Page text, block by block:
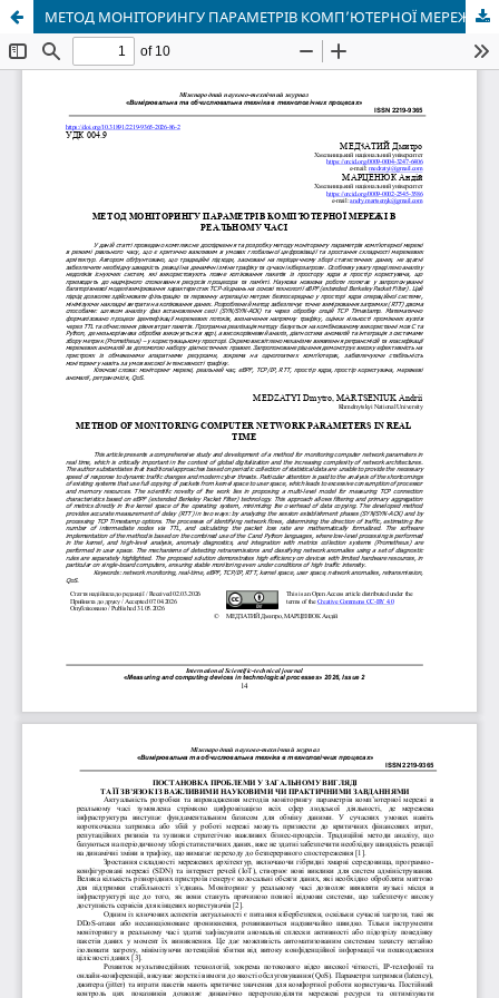
МЕТОД МОНІТОРИНГУ ПАРАМЕТРІВ КОМП’ЮТЕРНОЇ МЕРЕЖІ В РЕАЛЬНОМУ ЧАСІ